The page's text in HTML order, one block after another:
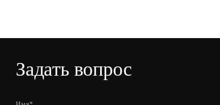
Задать вопрос